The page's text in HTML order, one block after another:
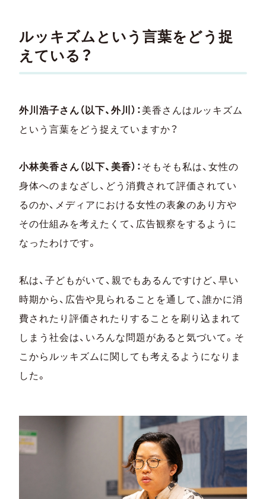
ルッキズムという言葉をどう捉
えている？
外川浩子さん（以下、外川）： 美香さんはルッキズム
という言葉をどう捉えていますか？
小林美香さん（以下、美香）： そもそも私は、女性の
身体へのまなざし、どう消費されて評価されてい
るのか、メディアにおける女性の表象のあり方や
その仕組みを考えたくて、広告観察をするように
なったわけです。
私は、子どもがいて、親でもあるんですけど、早い
時期から、広告や見られることを通して、誰かに消
費されたり評価されたりすることを刷り込まれて
しまう社会は、いろんな問題があると気づいて。そ
こからルッキズムに関しても考えるようになりま
した。